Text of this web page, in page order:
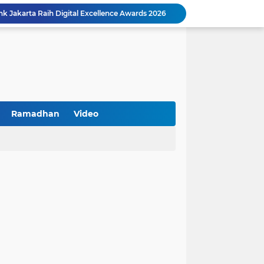
Jakarta Raih Digital Excellence Awards 2026
Peringatan HAN 2026, Pemerintah Pusat Apresiasi Komitmen Surabaya Penuhi Hak dan Lindungi Anak
Kikin Siapkan Program untuk Memajukan NU
Ramadhan Video